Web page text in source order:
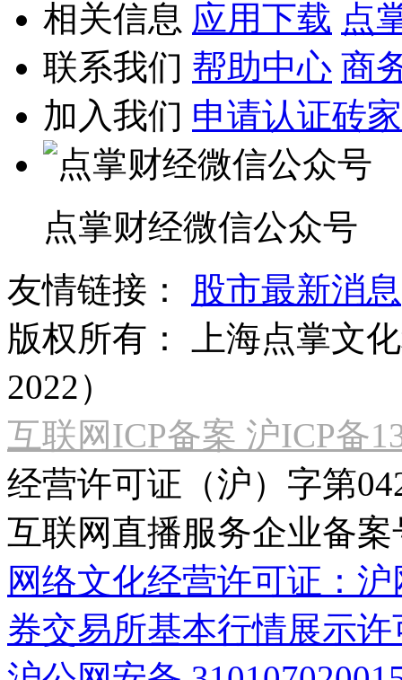
相关信息 应用下载 点
联系我们 帮助中心 商
加入我们 申请认证砖家
点掌财经微信公众号
友情链接：
股市最新消息
版权所有：
上海点掌文
2022）
互联网ICP备案 沪ICP备
经营许可证（沪）字第
互联网直播服务企业备案
网络文化经营许可证：
券交易所基本行情展示许